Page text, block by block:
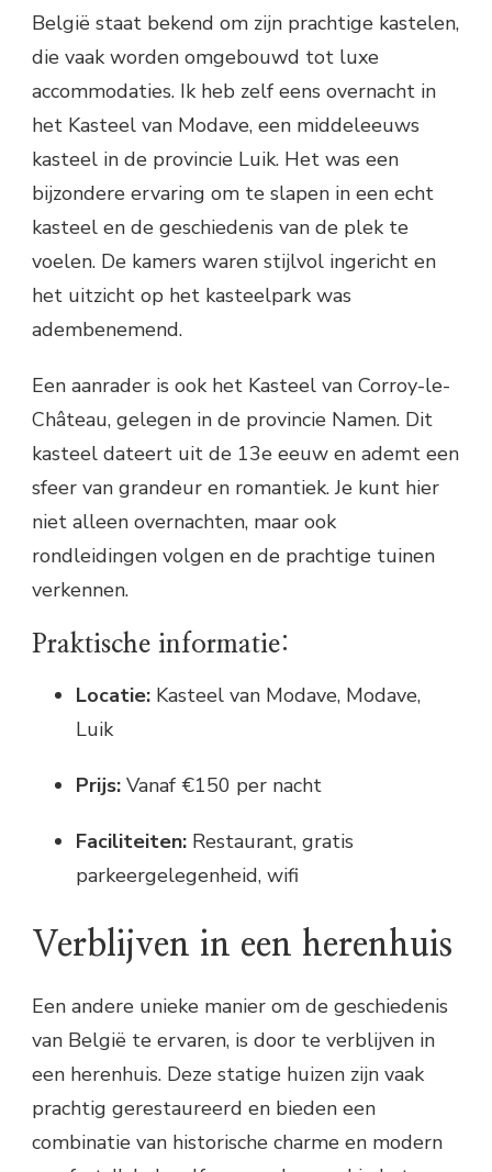
Verblijven in een herenhuis
Praktische informatie:
Logeren in een abdij
Praktische informatie:
België staat bekend om zijn prachtige kastelen,
die vaak worden omgebouwd tot luxe
accommodaties. Ik heb zelf eens overnacht in
het Kasteel van Modave, een middeleeuws
kasteel in de provincie Luik. Het was een
bijzondere ervaring om te slapen in een echt
kasteel en de geschiedenis van de plek te
voelen. De kamers waren stijlvol ingericht en
het uitzicht op het kasteelpark was
adembenemend.
Een aanrader is ook het Kasteel van Corroy-le-
Château, gelegen in de provincie Namen. Dit
kasteel dateert uit de 13e eeuw en ademt een
sfeer van grandeur en romantiek. Je kunt hier
niet alleen overnachten, maar ook
rondleidingen volgen en de prachtige tuinen
verkennen.
Praktische informatie:
Locatie: Kasteel van Modave, Modave,
Luik
Prijs: Vanaf €150 per nacht
Faciliteiten: Restaurant, gratis
parkeergelegenheid, wifi
Verblijven in een herenhuis
Een andere unieke manier om de geschiedenis
van België te ervaren, is door te verblijven in
een herenhuis. Deze statige huizen zijn vaak
prachtig gerestaureerd en bieden een
combinatie van historische charme en modern